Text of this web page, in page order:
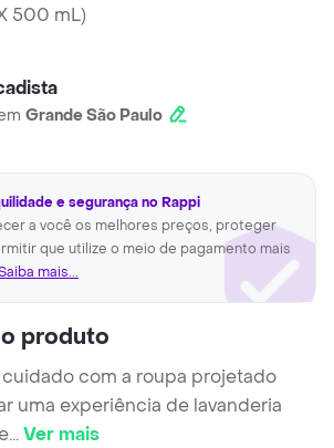
500 mL)
Grande São Paulo
e segurança no Rappi
a você os melhores preços, proteger
que utilize o meio de pagamento mais
mais...
produto
com a roupa projetado
uma experiência de lavanderia
...Ver mais